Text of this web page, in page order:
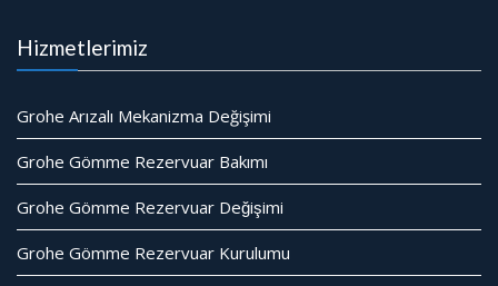
Hizmetlerimiz
Grohe Arızalı Mekanizma Değişimi
Grohe Gömme Rezervuar Bakımı
Grohe Gömme Rezervuar Değişimi
Grohe Gömme Rezervuar Kurulumu